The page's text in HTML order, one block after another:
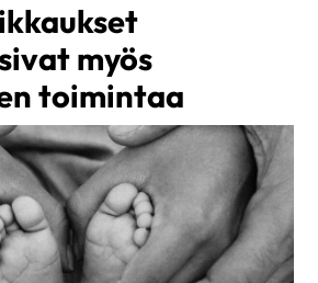
myös
toimintaa